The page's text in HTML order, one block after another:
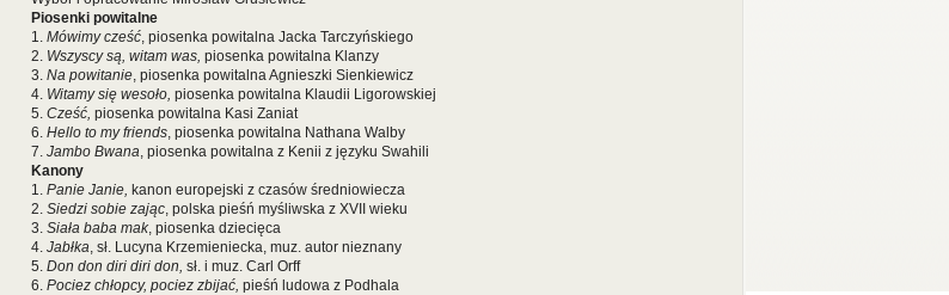
Piosenki powitalne
1. Mówimy cześć, piosenka powitalna Jacka Tarczyńskiego
2. Wszyscy są, witam was, piosenka powitalna Klanzy
3. Na powitanie, piosenka powitalna Agnieszki Sienkiewicz
4. Witamy się wesoło, piosenka powitalna Klaudii Ligorowskiej
5. Cześć, piosenka powitalna Kasi Zaniat
6. Hello to my friends, piosenka powitalna Nathana Walby
7. Jambo Bwana, piosenka powitalna z Kenii z języku Swahili
Kanony
1. Panie Janie, kanon europejski z czasów średniowiecza
2. Siedzi sobie zając, polska pieśń myśliwska z XVII wieku
3. Siała baba mak, piosenka dziecięca
4. Jabłka, sł. Lucyna Krzemieniecka, muz. autor nieznany
5. Don don diri diri don, sł. i muz. Carl Orff
6. Pociez chłopcy, pociez zbijać, pieśń ludowa z Podhala